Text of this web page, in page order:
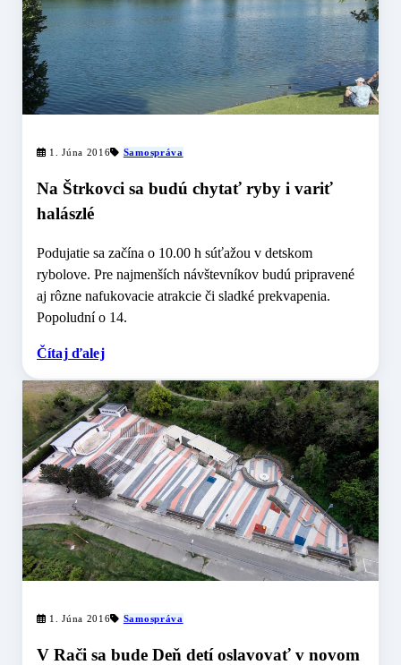
1. Júna 2016 Samospráva
Na Štrkovci sa budú chytať ryby i variť
halászlé
Podujatie sa začína o 10.00 h súťažou v detskom
rybolove. Pre najmenších návštevníkov budú pripravené
aj rôzne nafukovacie atrakcie či sladké prekvapenia.
Popoludní o 14.
Čítaj ďalej
1. Júna 2016 Samospráva
V Rači sa bude Deň detí oslavovať v novom